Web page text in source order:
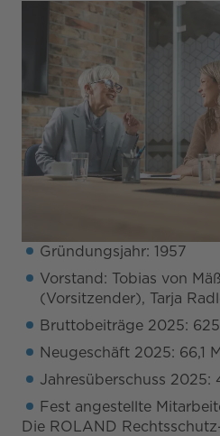
Gründungsjahr: 1957
Vorstand: Tobias von
(Vorsitzender), Tarja
Bruttobeiträge 2025:
Neugeschäft 2025: 66,1
Jahresüberschuss 2025:
Fest angestellte
Die ROLAND